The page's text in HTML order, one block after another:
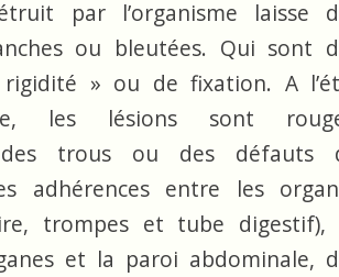
par l’organisme laisse
ou bleutées. Qui sont
» ou de fixation. A
les lésions sont
des trous ou des défauts
adhérences entre les
trompes et tube digestif),
et la paroi abdominale,